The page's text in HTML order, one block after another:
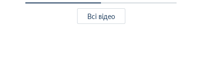
Всі відео